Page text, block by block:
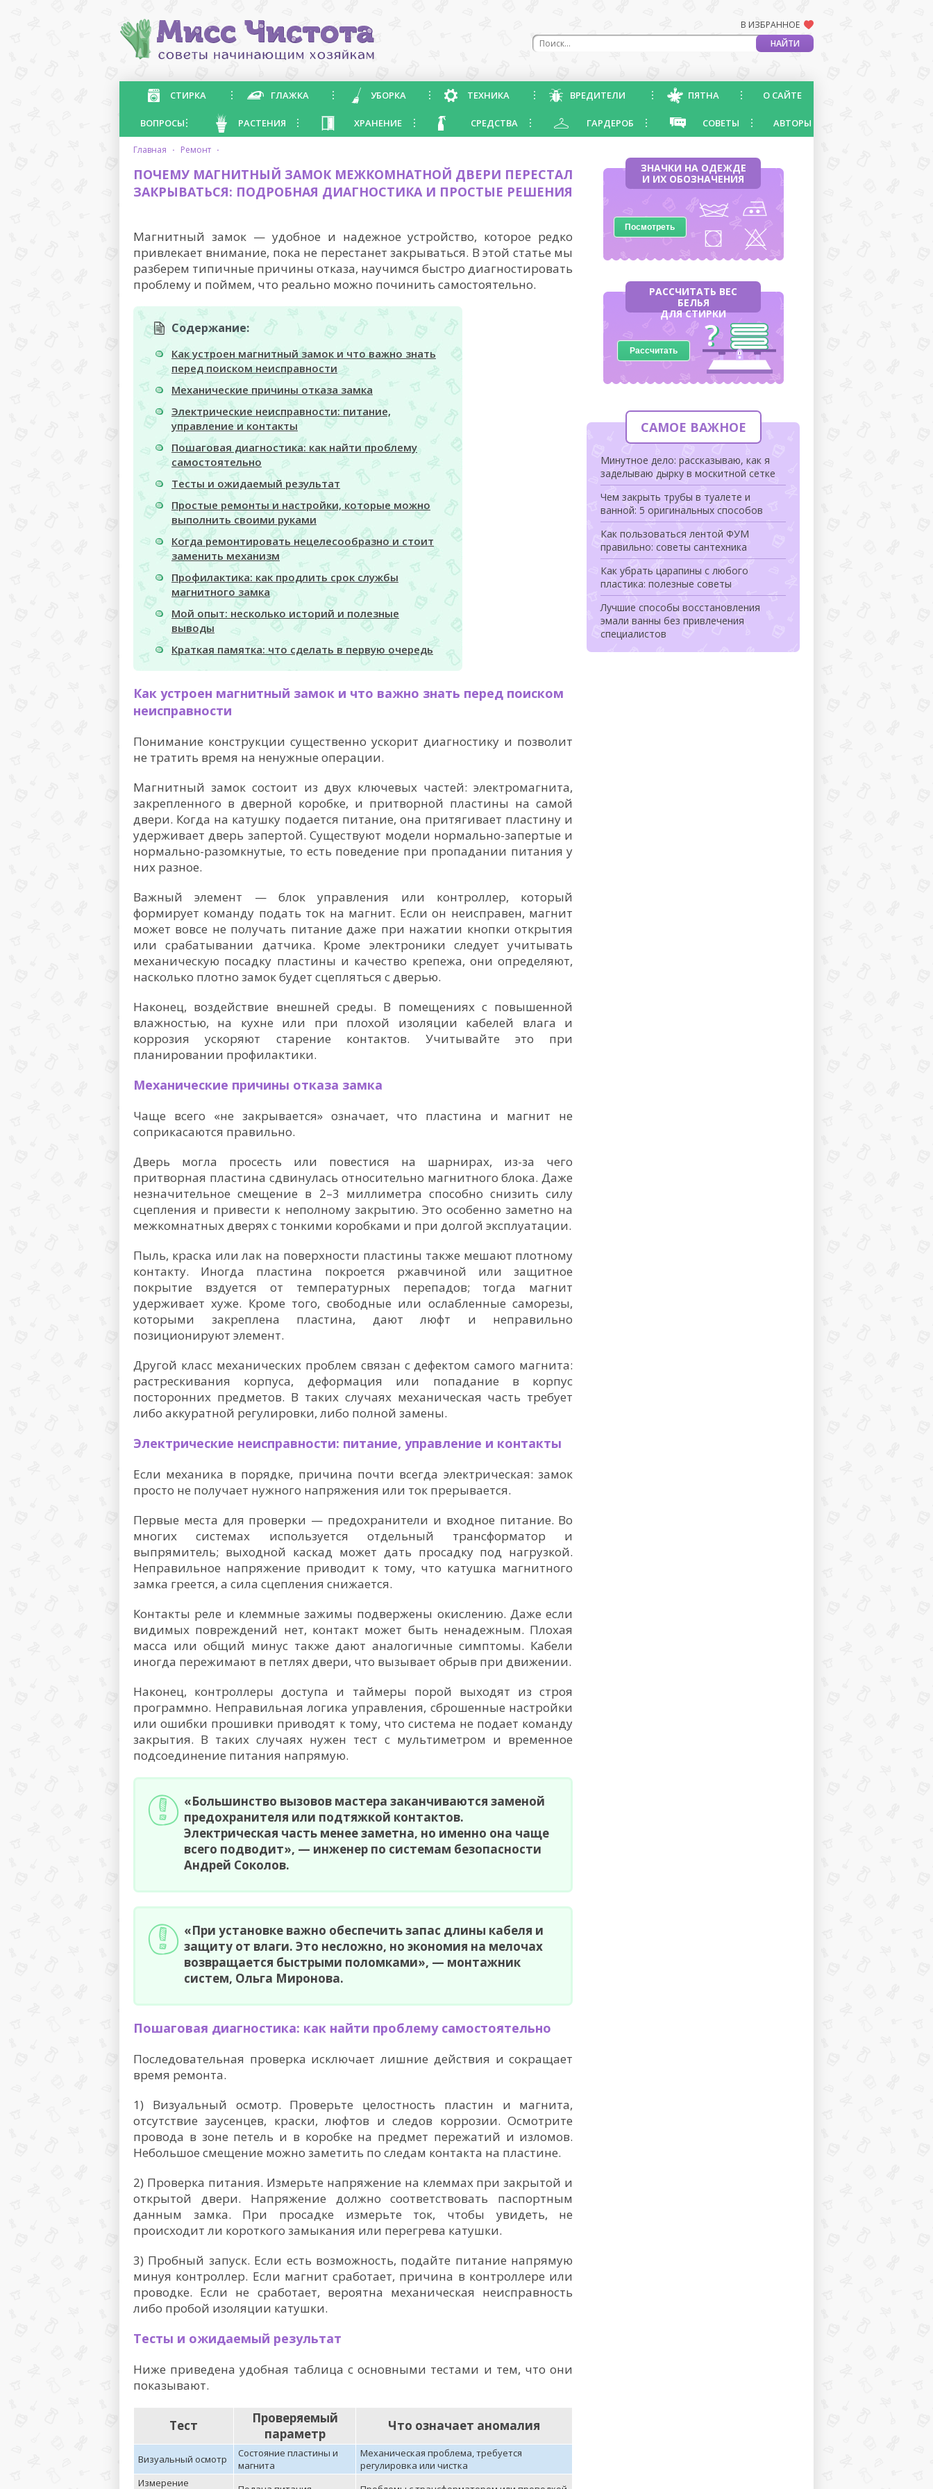
В ИЗБРАННОЕ
СТИРКА ГЛАЖКА УБОРКА ТЕХНИКА ВРЕДИТЕЛИ ПЯТНА О САЙТЕ
ВОПРОСЫ РАСТЕНИЯ ХРАНЕНИЕ СРЕДСТВА ГАРДЕРОБ СОВЕТЫ АВТОРЫ
главная · ремонт ·
ПОЧЕМУ МАГНИТНЫЙ ЗАМОК МЕЖКОМНАТНОЙ ДВЕРИ ПЕРЕСТАЛ
ЗАКРЫВАТЬСЯ: ПОДРОБНАЯ ДИАГНОСТИКА И ПРОСТЫЕ РЕШЕНИЯ
Магнитный замок — удобное и надежное устройство, которое редко
привлекает внимание, пока не перестанет закрываться. В этой статье мы
разберем типичные причины отказа, научимся быстро диагностировать
проблему и поймем, что реально можно починить самостоятельно.
Содержание:
Как устроен магнитный замок и что важно знать
перед поиском неисправности
Механические причины отказа замка
Электрические неисправности: питание,
управление и контакты
Пошаговая диагностика: как найти проблему
самостоятельно
Тесты и ожидаемый результат
Простые ремонты и настройки, которые можно
выполнить своими руками
Когда ремонтировать нецелесообразно и стоит
заменить механизм
Профилактика: как продлить срок службы
магнитного замка
Мой опыт: несколько историй и полезные
выводы
Краткая памятка: что сделать в первую очередь
Как устроен магнитный замок и что важно знать перед поиском
неисправности
Понимание конструкции существенно ускорит диагностику и позволит
не тратить время на ненужные операции.
Магнитный замок состоит из двух ключевых частей: электромагнита,
закрепленного в дверной коробке, и притворной пластины на самой
двери. Когда на катушку подается питание, она притягивает пластину и
удерживает дверь запертой. Существуют модели нормально-запертые и
нормально-разомкнутые, то есть поведение при пропадании питания у
них разное.
Важный элемент — блок управления или контроллер, который
формирует команду подать ток на магнит. Если он неисправен, магнит
может вовсе не получать питание даже при нажатии кнопки открытия
или срабатывании датчика. Кроме электроники следует учитывать
механическую посадку пластины и качество крепежа, они определяют,
насколько плотно замок будет сцепляться с дверью.
Наконец, воздействие внешней среды. В помещениях с повышенной
влажностью, на кухне или при плохой изоляции кабелей влага и
коррозия ускоряют старение контактов. Учитывайте это при
планировании профилактики.
Механические причины отказа замка
Чаще всего «не закрывается» означает, что пластина и магнит не
соприкасаются правильно.
Дверь могла просесть или повестися на шарнирах, из-за чего
притворная пластина сдвинулась относительно магнитного блока. Даже
незначительное смещение в 2–3 миллиметра способно снизить силу
сцепления и привести к неполному закрытию. Это особенно заметно на
межкомнатных дверях с тонкими коробками и при долгой эксплуатации.
Пыль, краска или лак на поверхности пластины также мешают плотному
контакту. Иногда пластина покроется ржавчиной или защитное
покрытие вздуется от температурных перепадов; тогда магнит
удерживает хуже. Кроме того, свободные или ослабленные саморезы,
которыми закреплена пластина, дают люфт и неправильно
позиционируют элемент.
Другой класс механических проблем связан с дефектом самого магнита:
растрескивания корпуса, деформация или попадание в корпус
посторонних предметов. В таких случаях механическая часть требует
либо аккуратной регулировки, либо полной замены.
Электрические неисправности: питание, управление и контакты
Если механика в порядке, причина почти всегда электрическая: замок
просто не получает нужного напряжения или ток прерывается.
Первые места для проверки — предохранители и входное питание. Во
многих системах используется отдельный трансформатор и
выпрямитель; выходной каскад может дать просадку под нагрузкой.
Неправильное напряжение приводит к тому, что катушка магнитного
замка греется, а сила сцепления снижается.
Контакты реле и клеммные зажимы подвержены окислению. Даже если
видимых повреждений нет, контакт может быть ненадежным. Плохая
масса или общий минус также дают аналогичные симптомы. Кабели
иногда пережимают в петлях двери, что вызывает обрыв при движении.
Наконец, контроллеры доступа и таймеры порой выходят из строя
программно. Неправильная логика управления, сброшенные настройки
или ошибки прошивки приводят к тому, что система не подает команду
закрытия. В таких случаях нужен тест с мультиметром и временное
подсоединение питания напрямую.
«Большинство вызовов мастера заканчиваются заменой
предохранителя или подтяжкой контактов.
Электрическая часть менее заметна, но именно она чаще
всего подводит», — инженер по системам безопасности
Андрей Соколов.
«При установке важно обеспечить запас длины кабеля и
защиту от влаги. Это несложно, но экономия на мелочах
возвращается быстрыми поломками», — монтажник
систем, Ольга Миронова.
Пошаговая диагностика: как найти проблему самостоятельно
Последовательная проверка исключает лишние действия и сокращает
время ремонта.
1) Визуальный осмотр. Проверьте целостность пластин и магнита,
отсутствие заусенцев, краски, люфтов и следов коррозии. Осмотрите
провода в зоне петель и в коробке на предмет пережатий и изломов.
Небольшое смещение можно заметить по следам контакта на пластине.
2) Проверка питания. Измерьте напряжение на клеммах при закрытой и
открытой двери. Напряжение должно соответствовать паспортным
данным замка. При просадке измерьте ток, чтобы увидеть, не
происходит ли короткого замыкания или перегрева катушки.
3) Пробный запуск. Если есть возможность, подайте питание напрямую
минуя контроллер. Если магнит сработает, причина в контроллере или
проводке. Если не сработает, вероятна механическая неисправность
либо пробой изоляции катушки.
Тесты и ожидаемый результат
Ниже приведена удобная таблица с основными тестами и тем, что они
показывают.
Тест
Проверяемый
параметр
Что означает аномалия
Визуальный осмотр
Состояние пластины и
магнита
Механическая проблема, требуется
регулировка или чистка
Измерение
ЗНАЧКИ НА ОДЕЖДЕ
И ИХ ОБОЗНАЧЕНИЯ
Посмотреть
РАССЧИТАТЬ ВЕС
БЕЛЬЯ
ДЛЯ СТИРКИ
Рассчитать
САМОЕ ВАЖНОЕ
Минутное дело: рассказываю, как я
заделываю дырку в москитной сетке
Чем закрыть трубы в туалете и
ванной: 5 оригинальных способов
Как пользоваться лентой ФУМ
правильно: советы сантехника
Как убрать царапины с любого
пластика: полезные советы
Лучшие способы восстановления
эмали ванны без привлечения
специалистов